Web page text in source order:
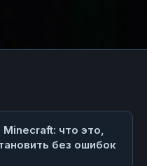
что это,
без ошибок